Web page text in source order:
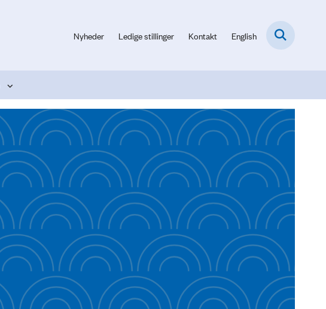
Nyheder Ledige stillinger Kontakt English